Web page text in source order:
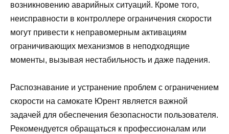
возникновению аварийных ситуаций. Кроме того,
неисправности в контроллере ограничения скорости
могут привести к неправомерным активациям
ограничивающих механизмов в неподходящие
моменты, вызывая нестабильность и даже падения.
Распознавание и устранение проблем с ограничением
скорости на самокате Юрент является важной
задачей для обеспечения безопасности пользователя.
Рекомендуется обращаться к профессионалам или